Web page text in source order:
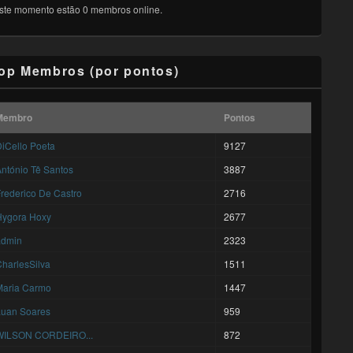
momento estão 0 membros online.
Membros (por pontos)
Pontos
Poeta
9127
Tê Santos
3887
De Castro
2716
Hoxy
2677
2323
1511
Carmo
1447
Soares
959
CORDEIRO...
872